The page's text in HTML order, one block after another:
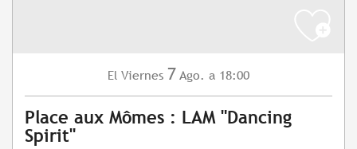
El Viernes 7 Ago. a 18:00
Place aux Mômes : LAM "Dancing
Spirit"